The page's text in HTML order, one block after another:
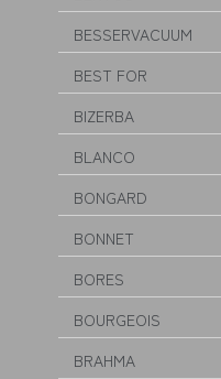
BESSERVACUUM
BEST FOR
BIZERBA
BLANCO
BONGARD
BONNET
BORES
BOURGEOIS
BRAHMA